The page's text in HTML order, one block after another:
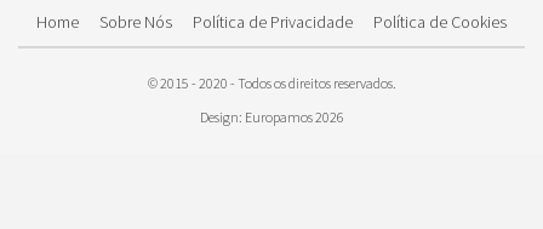
Home Sobre Nós Política de Privacidade Política de Cookies
© 2015 - 2020 - Todos os direitos reservados.
Design: Europamos 2026